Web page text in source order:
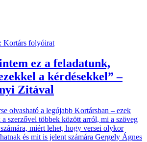
Kortárs folyóirat
ez a feladatunk,
a kérdésekkel” –
Zitával
olvasható a legújabb Kortársban – ezek
a szerzővel többek között arról, mi a szöveg
miért lehet, hogy versei olykor
és mit is jelent számára Gergely Ágnes